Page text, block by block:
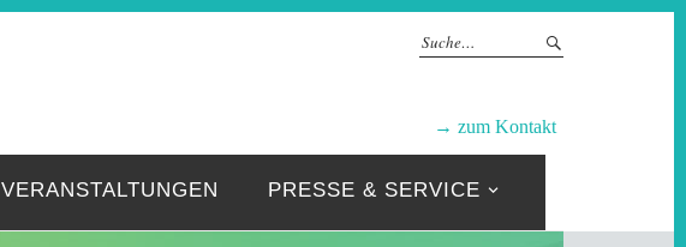
→ zum Kontakt
VERANSTALTUNGEN PRESSE & SERVICE